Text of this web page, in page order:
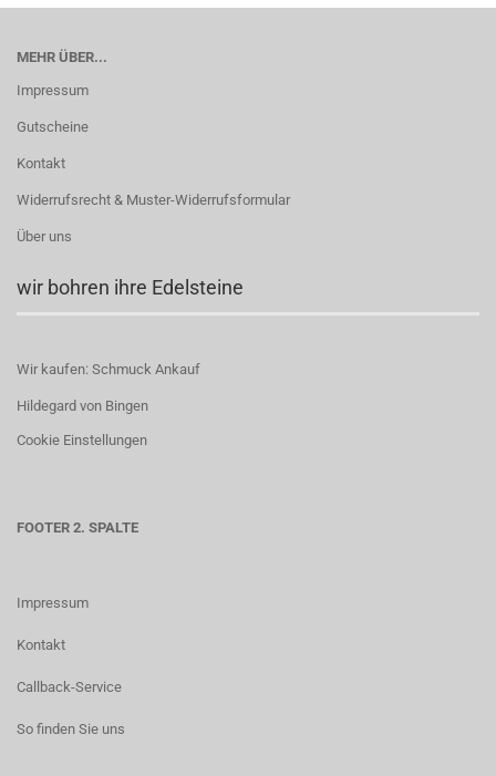
MEHR ÜBER...
Impressum
Gutscheine
Kontakt
Widerrufsrecht & Muster-Widerrufsformular
Über uns
wir bohren ihre Edelsteine
Wir kaufen: Schmuck Ankauf
Hildegard von Bingen
Cookie Einstellungen
FOOTER 2. SPALTE
Impressum
Kontakt
Callback-Service
So finden Sie uns